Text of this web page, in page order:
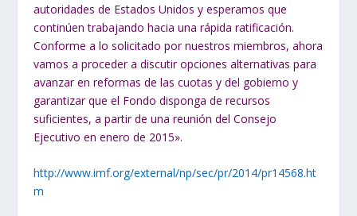
autoridades de Estados Unidos y esperamos que
continúen trabajando hacia una rápida ratificación.
Conforme a lo solicitado por nuestros miembros, ahora
vamos a proceder a discutir opciones alternativas para
avanzar en reformas de las cuotas y del gobierno y
garantizar que el Fondo disponga de recursos
suficientes, a partir de una reunión del Consejo
Ejecutivo en enero de 2015».
http://www.imf.org/external/np/sec/pr/2014/pr14568.ht
m